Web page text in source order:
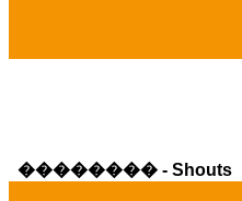
�������� - Shouts